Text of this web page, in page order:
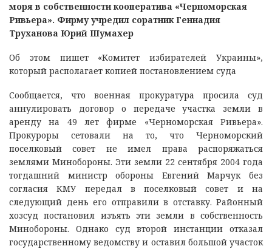
моря в собственности кооператива «Черноморская
Ривьера». Фирму учредил соратник Геннадия
Труханова Юрий Шумахер
Об этом пишет «Комитет избирателей Украины»,
который располагает копией постановлением суда
Сообщается, что военная прокуратура просила суд
аннулировать договор о передаче участка земли в
аренду на 49 лет фирме «Черноморская Ривьера».
Прокуроры сетовали на то, что Черноморский
поселковый совет не имел права распоряжаться
землями Минобороны. Эти земли 22 сентября 2004 года
тогдашний министр обороны Евгений Марчук без
согласия КМУ передал в поселковый совет и на
следующий день его отправили в отставку. Районный
хозсуд постановил изъять эти земли в собственность
Минобороны. Однако суд второй инстанции отказал
государственному ведомству и оставил большой участок